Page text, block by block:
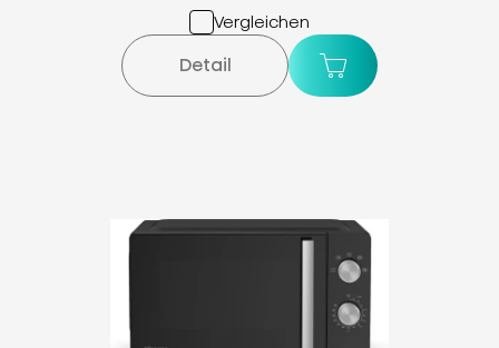
Vergleichen
Detail